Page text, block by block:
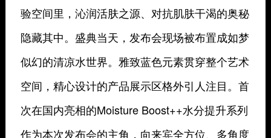
验空间里，沁润活肤之源、对抗肌肤干渴的奥秘
隐藏其中。盛典当天，发布会现场被布置成如梦
似幻的清凉水世界。雅致蓝色元素贯穿整个艺术
空间，精心设计的产品展示区格外引人注目。首
次在国内亮相的Moisture Boost++水分提升系列
作为本次发布会的主角，向来宾全方位、多角度